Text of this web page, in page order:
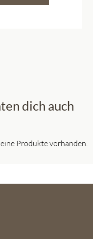
dich auch
Produkte vorhanden.